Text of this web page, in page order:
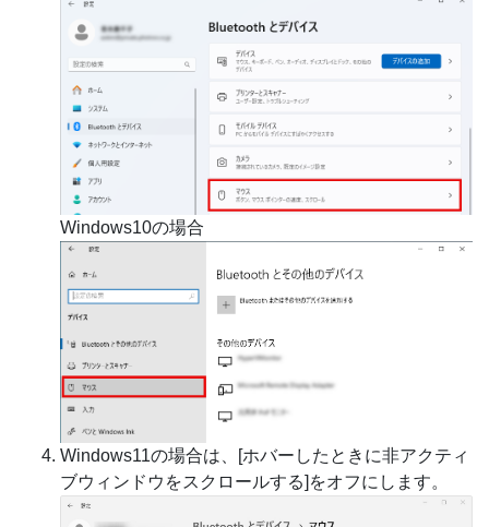
Windows10の場合
Windows11の場合は、[ホバーしたときに非アクティ
ブウィンドウをスクロールする]をオフにします。